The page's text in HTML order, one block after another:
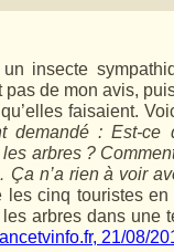
insecte
de mon avis,
faisaient.
demandé : Est-
arbres ?
Ça n’a rien à voir
cinq touristes
arbres dans une
21/08/